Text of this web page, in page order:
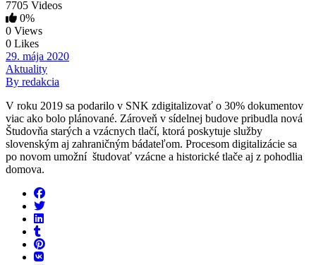
7705 Videos
0%
0 Views
0 Likes
29. mája 2020
Aktuality
By redakcia
V roku 2019 sa podarilo v SNK zdigitalizovať o 30% dokumentov
viac ako bolo plánované. Zároveň v sídelnej budove pribudla nová
Študovňa starých a vzácnych tlačí, ktorá poskytuje služby
slovenským aj zahraničným bádateľom. Procesom digitalizácie sa
po novom umožní študovať vzácne a historické tlače aj z pohodlia
domova.